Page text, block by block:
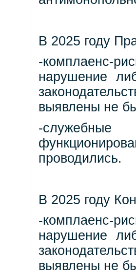
В 2025 году
-комплаенс-
нарушение
выявлены не
-
проводились.
В 2025 году
-комплаенс-
нарушение
выявлены не